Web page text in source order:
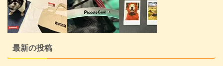
最新の投稿